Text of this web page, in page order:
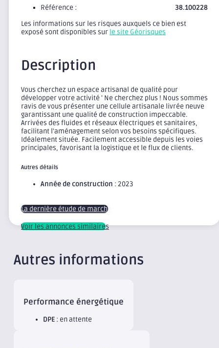
Référence :
38.100228
Les informations sur les risques auxquels ce bien est
exposé sont disponibles sur le site Géorisques
Description
Vous cherchez un espace artisanal de qualité pour
développer votre activité ' Ne cherchez plus ! Nous sommes
ravis de vous présenter une cellule artisanale livrée neuve
garantissant une qualité de construction impeccable.
Arrivées des fluides et réseaux électriques et sanitaires,
facilitant l'aménagement selon vos besoins spécifiques.
Idéalement située. Facilement accessible depuis les voies
principales, favorisant la logistique et le flux de clients.
Autres détails
Année de construction : 2023
La dernière étude de marché
Voir les annonces similaires
Autres informations
Performance énergétique
DPE : en attente